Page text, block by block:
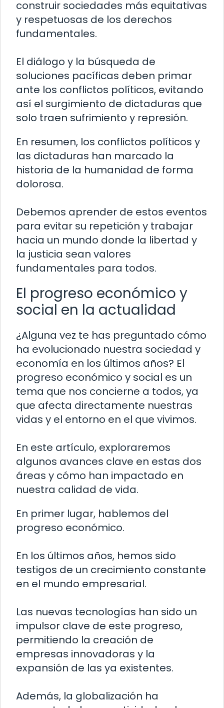
construir sociedades más equitativas
y respetuosas de los derechos
fundamentales.
El diálogo y la búsqueda de
soluciones pacíficas deben primar
ante los conflictos políticos, evitando
así el surgimiento de dictaduras que
solo traen sufrimiento y represión.
En resumen, los conflictos políticos y
las dictaduras han marcado la
historia de la humanidad de forma
dolorosa.
Debemos aprender de estos eventos
para evitar su repetición y trabajar
hacia un mundo donde la libertad y
la justicia sean valores
fundamentales para todos.
El progreso económico y
social en la actualidad
¿Alguna vez te has preguntado cómo
ha evolucionado nuestra sociedad y
economía en los últimos años? El
progreso económico y social es un
tema que nos concierne a todos, ya
que afecta directamente nuestras
vidas y el entorno en el que vivimos.
En este artículo, exploraremos
algunos avances clave en estas dos
áreas y cómo han impactado en
nuestra calidad de vida.
En primer lugar, hablemos del
progreso económico.
En los últimos años, hemos sido
testigos de un crecimiento constante
en el mundo empresarial.
Las nuevas tecnologías han sido un
impulsor clave de este progreso,
permitiendo la creación de
empresas innovadoras y la
expansión de las ya existentes.
Además, la globalización ha